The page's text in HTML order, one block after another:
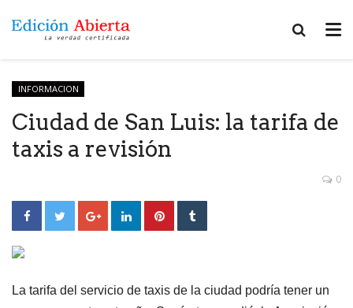
INFORMACION
Ciudad de San Luis: la tarifa de
taxis a revisión
0
La tarifa del servicio de taxis de la ciudad podría tener un